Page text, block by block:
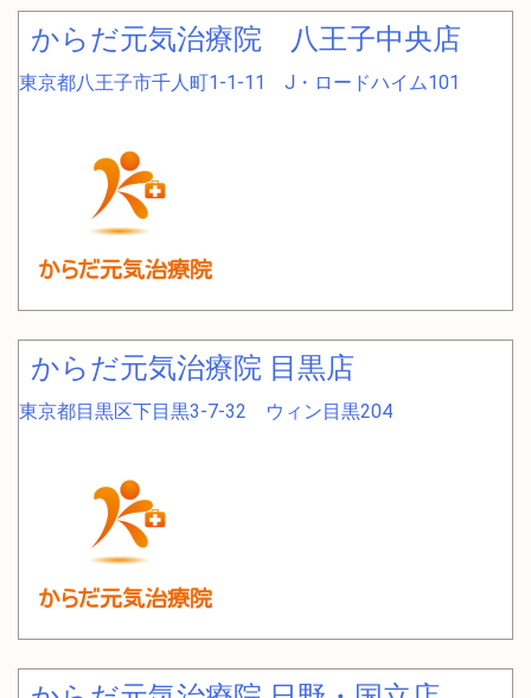
からだ元気治療院 八王子中央店
東京都八王子市千人町1-1-11 J・ロードハイム101
からだ元気治療院 目黒店
東京都目黒区下目黒3-7-32 ウィン目黒204